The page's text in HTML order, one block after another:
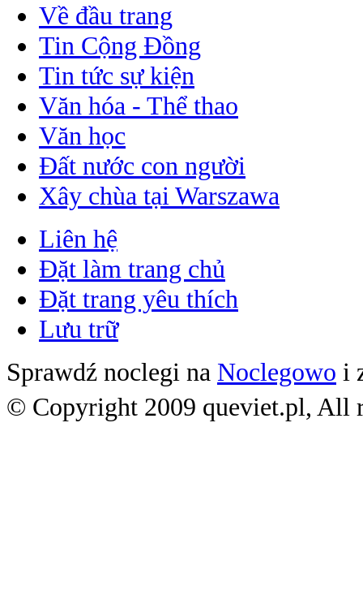
Về đầu trang
Tin Cộng Đồng
Tin tức sự kiện
Văn hóa - Thể thao
Văn học
Đất nước con người
Xây chùa tại Warszawa
Liên hệ
Đặt làm trang chủ
Đặt trang yêu thích
Lưu trữ
Sprawdź noclegi na Noclegowo i
© Copyright 2009 queviet.pl, All